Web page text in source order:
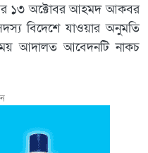
১৩ অক্টোবর আহমদ আকবর
বিদেশে যাওয়ার অনুমতি
আদালত আবেদনটি নাকচ